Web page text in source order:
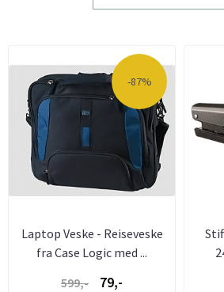
-87%
Laptop Veske - Reiseveske
fra Case Logic med ...
599,-
79,-